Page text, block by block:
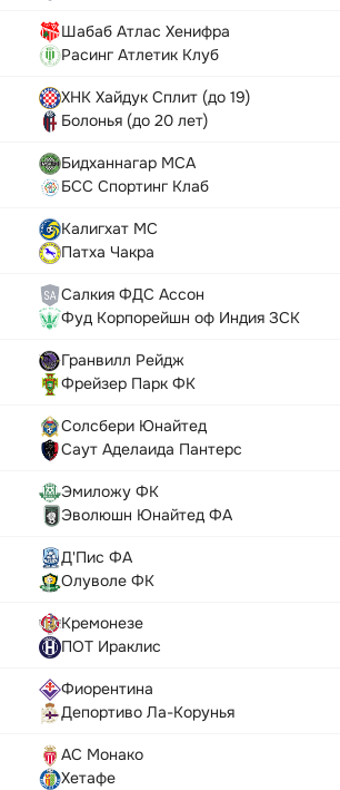
Шабаб Атлас Хенифра
Расинг Атлетик Клуб
ХНК Хайдук Сплит (до 19)
Болонья (до 20 лет)
Бидханнагар МСА
БСС Спортинг Клаб
Калигхат МС
Патха Чакра
Салкия ФДС Ассон
Фуд Корпорейшн оф Индия ЗСК
Гранвилл Рейдж
Фрейзер Парк ФК
Солсбери Юнайтед
Саут Аделаида Пантерс
Эмиложу ФК
Эволюшн Юнайтед ФА
Д'Пис ФА
Олуволе ФК
Кремонезе
ПОТ Ираклис
Фиорентина
Депортиво Ла-Корунья
АС Монако
Хетафе